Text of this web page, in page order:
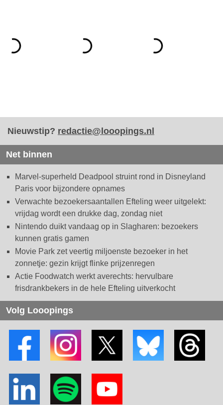
Nieuwstip? redactie@looopings.nl
Net binnen
Marvel-superheld Deadpool struint rond in Disneyland
Paris voor bijzondere opnames
Verwachte bezoekersaantallen Efteling weer uitgelekt:
vrijdag wordt een drukke dag, zondag niet
Nintendo duikt vandaag op in Slagharen: bezoekers
kunnen gratis gamen
Movie Park zet veertig miljoenste bezoeker in het
zonnetje: gezin krijgt flinke prijzenregen
Actie Foodwatch werkt averechts: hervulbare
frisdrankbekers in de hele Efteling uitverkocht
Volg Looopings